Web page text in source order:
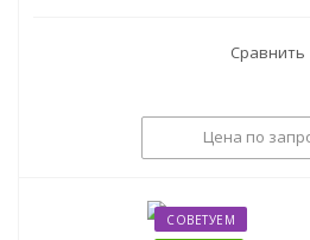
Сравнить
Цена по
СОВЕТУЕМ